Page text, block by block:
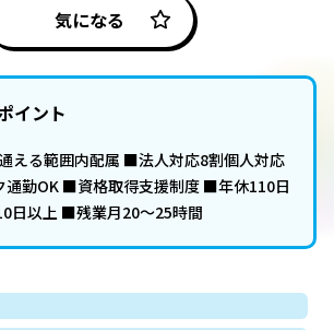
気になる
イント
える範囲内配属 ■法人対応8割個人対応
勤OK ■資格取得支援制度 ■年休110日
日以上 ■残業月20～25時間